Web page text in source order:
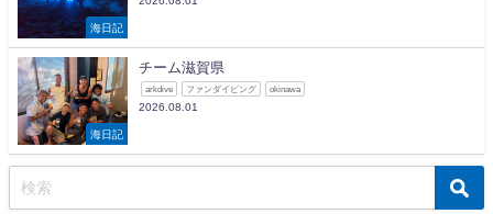
海日記
海日記
チーム滋賀県
arkdive ファンダイビング okinawa
2026.08.01